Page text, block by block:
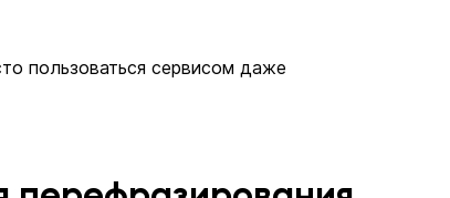
пользоваться сервисом даже